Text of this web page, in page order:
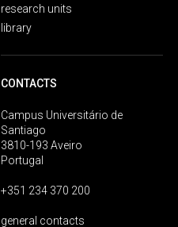
research units
library
CONTACTS
Campus Universitário de
Santiago
3810-193 Aveiro
Portugal
+351 234 370 200
general contacts